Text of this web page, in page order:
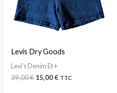
Levis Dry Goods
Levi's Denim Et +
39,00€ 15,00€ TTC